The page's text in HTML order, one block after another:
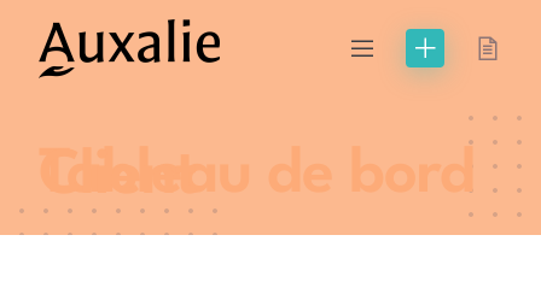
Tableau de bord Client